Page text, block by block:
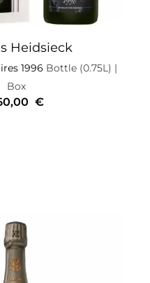
Heidsieck
1996 Bottle (0.75L) |
Box
€